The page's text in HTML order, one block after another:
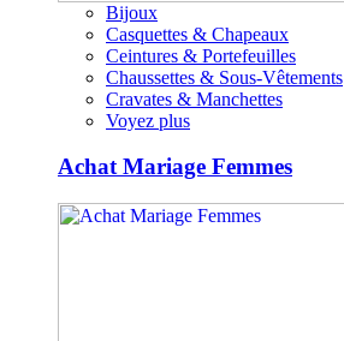
Bijoux
Casquettes & Chapeaux
Ceintures & Portefeuilles
Chaussettes & Sous-Vêtements
Cravates & Manchettes
Voyez plus
Achat Mariage Femmes